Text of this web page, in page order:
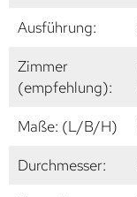
Ausführung:
Zimmer
(empfehlung):
Maße: (L/B/H)
Durchmesser: